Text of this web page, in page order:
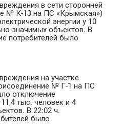
в сети сторонней
№ К-13 на ПС «Крымская»)
энергии у 10
значимых объектов. В
потребителей было
на участке
№ Г-1 на ПС
отключение
тыс. человек и 4
В 22:02 ч.
было